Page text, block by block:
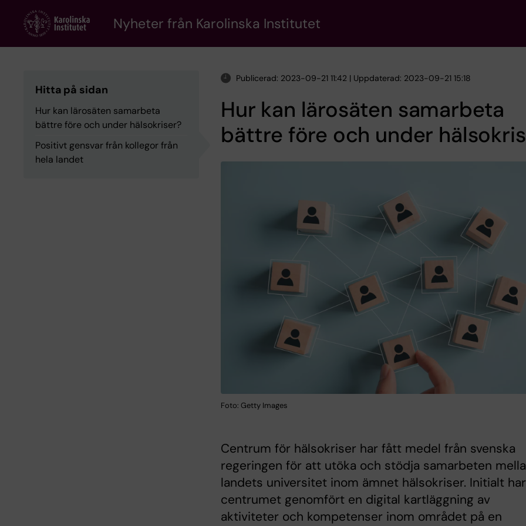
content
Nyheter från Karolinska Institutet
Hitta på sidan
Hur kan lärosäten samarbeta
bättre före och under hälsokriser?
Positivt gensvar från kollegor från
hela landet
Publicerad: 2023-09-21 11:42 | Uppdaterad: 2023-09-21 15:18
Hur kan lärosäten samarbeta
bättre före och under
Foto: Getty Images
Centrum för hälsokriser har fått medel från svenska
regeringen för att utöka och stödja samarbeten
landets universitet inom ämnet hälsokriser. Initialt har
centrumet genomfört en digital kartläggning av
aktiviteter och kompetenser inom området på en